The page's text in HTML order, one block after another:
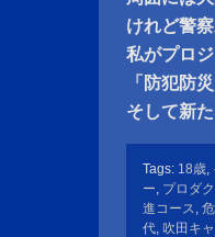
けれど警
私がプロ
「防犯防
そして新
Tags: 18歳,
ー, プロダ
進コース,
代, 吹田キ